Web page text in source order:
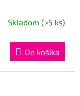
Skladom (>5 ks)
Do košíka